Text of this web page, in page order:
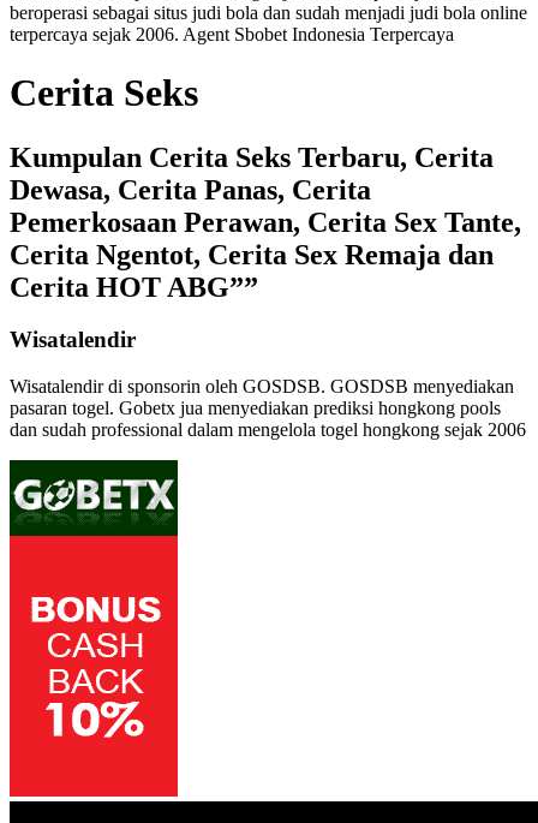
beroperasi sebagai situs judi bola dan sudah menjadi judi bola online
terpercaya sejak 2006. Agent Sbobet Indonesia Terpercaya
Cerita Seks
Kumpulan Cerita Seks Terbaru, Cerita
Dewasa, Cerita Panas, Cerita
Pemerkosaan Perawan, Cerita Sex Tante,
Cerita Ngentot, Cerita Sex Remaja dan
Cerita HOT ABG””
Wisatalendir
Wisatalendir di sponsorin oleh GOSDSB. GOSDSB menyediakan
pasaran togel. Gobetx jua menyediakan prediksi hongkong pools
dan sudah professional dalam mengelola togel hongkong sejak 2006